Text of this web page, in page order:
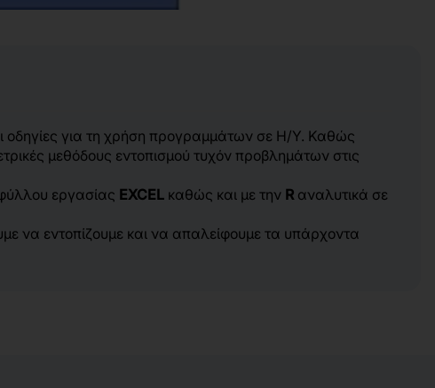
οδηγίες για τη χρήση προγραμμάτων σε Η/Υ. Καθώς
μεθόδους εντοπισμού τυχόν προβλημάτων στις
εργασίας EXCEL καθώς και με την Rαναλυτικά σε
να εντοπίζουμε και να απαλείφουμε τα υπάρχοντα